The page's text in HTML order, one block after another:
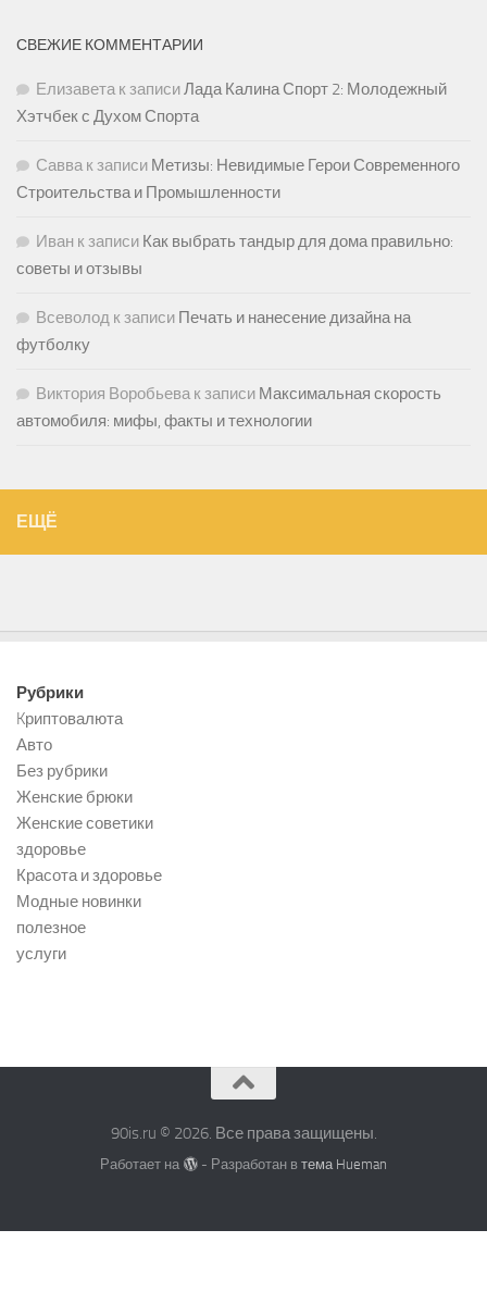
СВЕЖИЕ КОММЕНТАРИИ
Елизаветак записиЛада Калина Спорт 2: Молодежный
Хэтчбек с Духом Спорта
Саввак записи Метизы: Невидимые Герои Современного
Строительства и Промышленности
Иван к записи Как выбрать тандыр для дома правильно:
советы и отзывы
Всеволод к записи Печать и нанесение дизайна на
футболку
Виктория Воробьевак записи Максимальная скорость
автомобиля: мифы, факты и технологии
ЕЩЁ
Рубрики
Kриптовалюта
Авто
Без рубрики
Женские брюки
Женские советики
здоровье
Красота и здоровье
Модные новинки
полезное
услуги
90is.ru © 2026. Все права защищены.
Работает на - Разработан в тема Hueman